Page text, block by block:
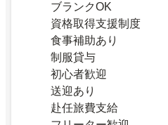
ブランクOK
資格取得支援制度
食事補助あり
制服貸与
初心者歓迎
送迎あり
赴任旅費支給